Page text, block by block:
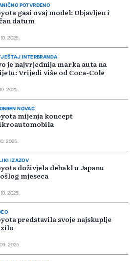
POTVRĐENO
gasi ovaj model: Objavljen i
datum
2025.
INTERBRANDA
je najvrjednija marka auta na
Vrijedi više od Coca-Cole
2025.
NOVAC
mijenja koncept
2025.
IZAZOV
doživjela debakl u Japanu
mjeseca
2025.
predstavila svoje najskuplje
2025.